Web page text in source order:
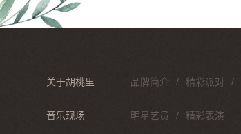
关于胡桃里 品牌简介 精彩派对
音乐现场 明星艺员 精彩表演